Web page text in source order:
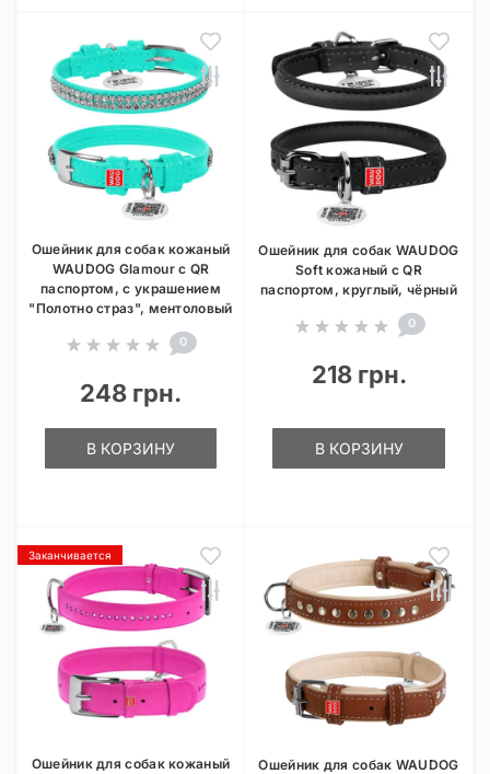
Ошейник для собак кожаный
WAUDOG Glamour с QR
паспортом, с украшением
"Полотно страз", ментоловый
0
248 грн.
В КОРЗИНУ
Ошейник для собак WAUDOG
Soft кожаный с QR
паспортом, круглый, чёрный
0
218 грн.
В КОРЗИНУ
Заканчивается
Ошейник для собак кожаный
Ошейник для собак WAUDOG